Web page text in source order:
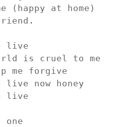
(happy at home)
live
is cruel to me
me forgive
live now honey
live